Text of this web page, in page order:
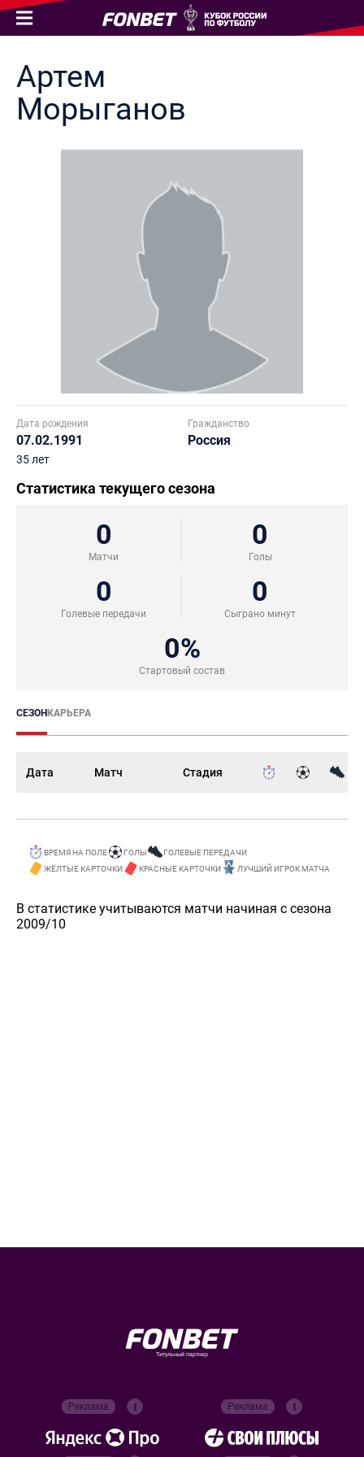
Артем
Морыганов
Дата рождения
07.02.1991
35 лет
Гражданство
Россия
Статистика текущего сезона
0
Матчи
0
Голы
0
Голевые передачи
0
Сыграно минут
0%
Стартовый состав
СЕЗОНКАРЬЕРА
Дата Матч Стадия
ВРЕМЯ НА ПОЛЕ ГОЛЫ
ГОЛЕВЫЕ ПЕРЕДАЧИ
ЖЁЛТЫЕ КАРТОЧКИ
КРАСНЫЕ КАРТОЧКИ ЛУЧШИЙ ИГРОК МАТЧА
В статистике учитываются матчи начиная с сезона
2009/10
Титульный партнер
Реклама Реклама